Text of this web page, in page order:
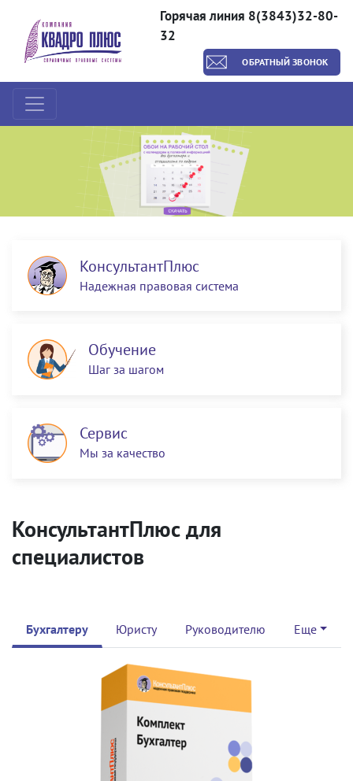
Горячая линия 8(3843)32-80-
32
ОБРАТНЫЙ ЗВОНОК
КонсультантПлюс
Надежная правовая система
Обучение
Шаг за шагом
Сервис
Мы за качество
КонсультантПлюс для
специалистов
Бухгалтеру Юристу Руководителю Еще